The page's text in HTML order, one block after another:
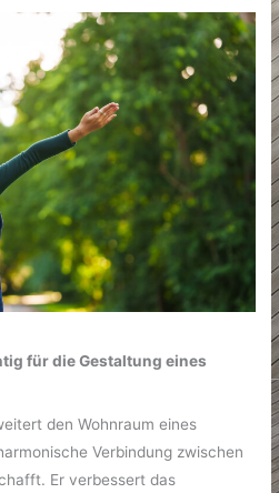
für die Gestaltung eines
den Wohnraum eines
Verbindung zwischen
Er verbessert das